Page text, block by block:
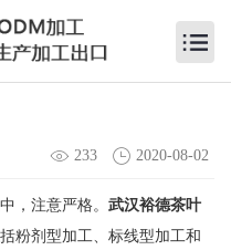
233 2020-08-02
，注意严格。 武汉裕德茶叶
粉剂型加工、标线型加工和